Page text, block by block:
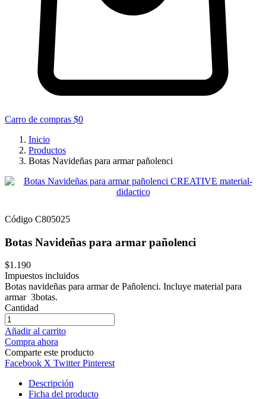
Carro de compras $0
Inicio
Productos
Botas Navideñas para armar pañolenci
Código C805025
Botas Navideñas para armar pañolenci
$1.190
Impuestos incluidos
Botas navideñas para armar de Pañolenci. Incluye material para
armar 3botas.
Cantidad
Añadir al carrito
Compra ahora
Comparte este producto
Facebook X Twitter Pinterest
Descripción
Ficha del producto